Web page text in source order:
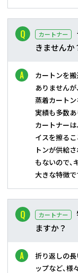
カートナー
きませんか
カートンを
ありません
蒸着カート
実績も多数
カートナー
イスを擦る
トンが供給
もないので､
大きな特徴で
カートナー
ますか？
折り返しの
ップなど､様